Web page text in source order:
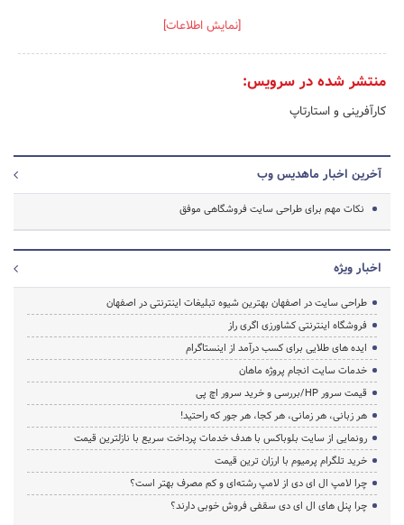
[نمایش اطلاعات]
منتشر شده در سرویس:
کارآفرینی و استارتاپ
آخرین اخبار ماهدیس وب
نکات مهم برای طراحی سایت فروشگاهی موفق
اخبار ویژه
طراحی سایت در اصفهان بهترین شیوه تبلیغات اینترنتی در اصفهان
فروشگاه اینترنتی کشاورزی اگری راز
ایده های طلایی برای کسب درآمد از اینستاگرام
خدمات سایت انجام پروژه ماهان
قیمت سرور HP/بررسی و خرید سرور اچ پی
هر زبانی، هر زمانی، هر کجا، هر جور که راحتید!
رونمایی از سایت بلوباکس با هدف خدمات پرداخت سریع با نازلترین قیمت
خرید تلگرام پرمیوم با ارزان ترین قیمت
چرا لامپ ال ای دی از لامپ رشته‌ای و کم مصرف بهتر است؟
چرا پنل های ال ای دی سقفی فروش خوبی دارند؟